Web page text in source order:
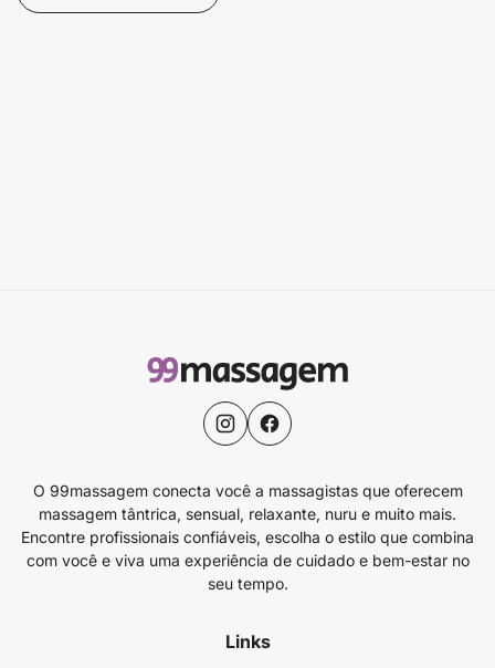
O 99massagem conecta você a massagistas que oferecem
massagem tântrica, sensual, relaxante, nuru e muito mais.
Encontre profissionais confiáveis, escolha o estilo que combina
com você e viva uma experiência de cuidado e bem-estar no
seu tempo.
Links